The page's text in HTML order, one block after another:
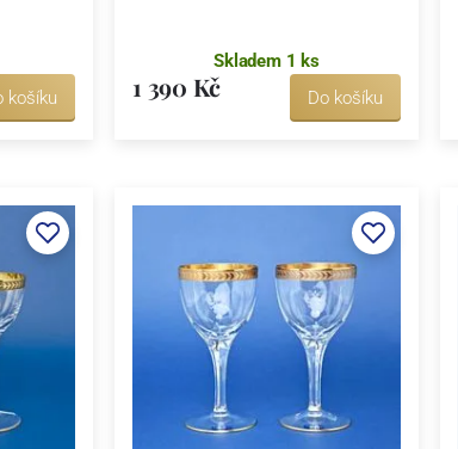
košíku
Skladem 1 ks
1 390 Kč Do košíku